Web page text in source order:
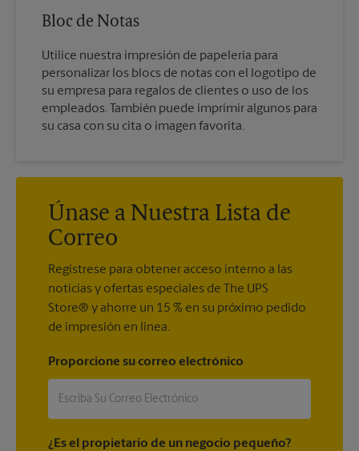
Bloc de Notas
Utilice nuestra impresión de papelería para
personalizar los blocs de notas con el logotipo de
su empresa para regalos de clientes o uso de los
empleados. También puede imprimir algunos para
su casa con su cita o imagen favorita.
Únase a Nuestra Lista de
Correo
Regístrese para obtener acceso interno a las
noticias y ofertas especiales de The UPS
Store® y ahorre un 15 % en su próximo pedido
de impresión en línea.
Proporcione su correo electrónico
¿Es el propietario de un negocio pequeño?